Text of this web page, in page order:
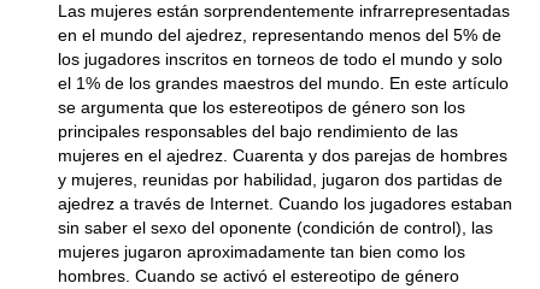
Las mujeres están sorprendentemente infrarrepresentadas
en el mundo del ajedrez, representando menos del 5% de
los jugadores inscritos en torneos de todo el mundo y solo
el 1% de los grandes maestros del mundo. En este artículo
se argumenta que los estereotipos de género son los
principales responsables del bajo rendimiento de las
mujeres en el ajedrez. Cuarenta y dos parejas de hombres
y mujeres, reunidas por habilidad, jugaron dos partidas de
ajedrez a través de Internet. Cuando los jugadores estaban
sin saber el sexo del oponente (condición de control), las
mujeres jugaron aproximadamente tan bien como los
hombres. Cuando se activó el estereotipo de género